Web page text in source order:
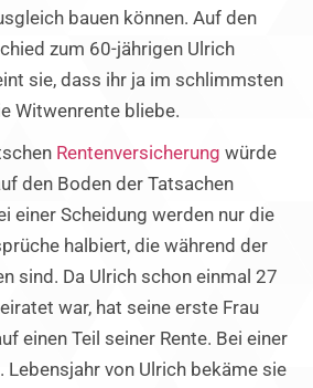
bauen können. Auf den
zum 60-jährigen Ulrich
sie, dass ihr ja im schlimmsten
Witwenrente bliebe.
Rentenversicherung würde
den Boden der Tatsachen
einer Scheidung werden nur die
halbiert, die während der
sind. Da Ulrich schon einmal 27
war, hat seine erste Frau
einen Teil seiner Rente. Bei einer
Lebensjahr von Ulrich bekäme sie